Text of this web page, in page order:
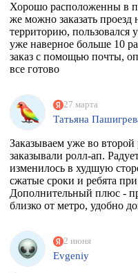
Хорошо расположенны в
же можно заказать проезд
территорию, пользовался
уже наверное больше 10
заказ с помощью почты,
все готово
27 марта
Татьяна
Заказываем уже во второй
заказывали ролл-ап.
изменилось в худшую
сжатые сроки и ребята
Дополнительный плюс -
близко от метро, удобно
2 июня
Evgeniy